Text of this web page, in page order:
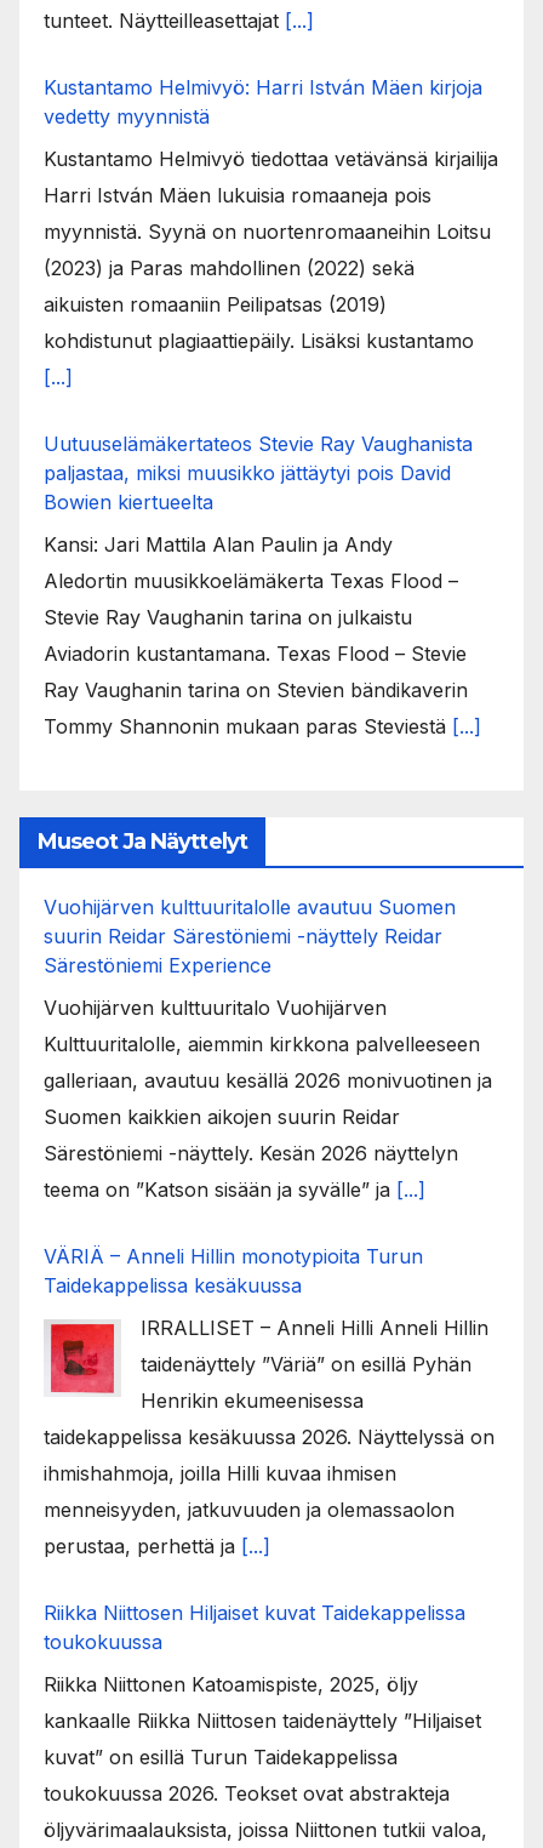
tunteet. Näytteilleasettajat [...]
Kustantamo Helmivyö: Harri István Mäen kirjoja
vedetty myynnistä
Kustantamo Helmivyö tiedottaa vetävänsä kirjailija
Harri István Mäen lukuisia romaaneja pois
myynnistä. Syynä on nuortenromaaneihin Loitsu
(2023) ja Paras mahdollinen (2022) sekä
aikuisten romaaniin Peilipatsas (2019)
kohdistunut plagiaattiepäily. Lisäksi kustantamo
[...]
Uutuuselämäkertateos Stevie Ray Vaughanista
paljastaa, miksi muusikko jättäytyi pois David
Bowien kiertueelta
Kansi: Jari Mattila Alan Paulin ja Andy
Aledortin muusikkoelämäkerta Texas Flood –
Stevie Ray Vaughanin tarina on julkaistu
Aviadorin kustantamana. Texas Flood – Stevie
Ray Vaughanin tarina on Stevien bändikaverin
Tommy Shannonin mukaan paras Steviestä [...]
Museot Ja Näyttelyt
Vuohijärven kulttuuritalolle avautuu Suomen
suurin Reidar Särestöniemi -näyttely Reidar
Särestöniemi Experience
Vuohijärven kulttuuritalo Vuohijärven
Kulttuuritalolle, aiemmin kirkkona palvelleeseen
galleriaan, avautuu kesällä 2026 monivuotinen ja
Suomen kaikkien aikojen suurin Reidar
Särestöniemi -näyttely. Kesän 2026 näyttelyn
teema on ”Katson sisään ja syvälle” ja [...]
VÄRIÄ – Anneli Hillin monotypioita Turun
Taidekappelissa kesäkuussa
IRRALLISET – Anneli Hilli Anneli Hillin
taidenäyttely ”Väriä” on esillä Pyhän
Henrikin ekumeenisessa
taidekappelissa kesäkuussa 2026. Näyttelyssä on
ihmishahmoja, joilla Hilli kuvaa ihmisen
menneisyyden, jatkuvuuden ja olemassaolon
perustaa, perhettä ja [...]
Riikka Niittosen Hiljaiset kuvat Taidekappelissa
toukokuussa
Riikka Niittonen Katoamispiste, 2025, öljy
kankaalle Riikka Niittosen taidenäyttely ”Hiljaiset
kuvat” on esillä Turun Taidekappelissa
toukokuussa 2026. Teokset ovat abstrakteja
öljyvärimaalauksista, joissa Niittonen tutkii valoa,